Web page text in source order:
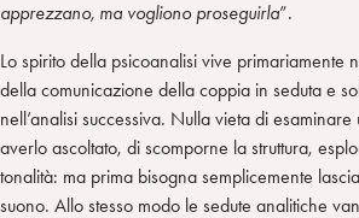
apprezzano, ma vogliono proseguirla”.
Lo spirito della psicoanalisi vive primariamente
della comunicazione della coppia in seduta e
nell’analisi successiva. Nulla vieta di
averlo ascoltato, di scomporne la struttura,
tonalità: ma prima bisogna semplicemente
suono. Allo stesso modo le sedute analitiche